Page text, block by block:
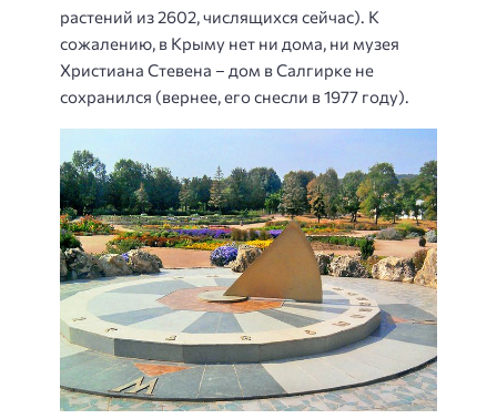
растений из 2602, числящихся сейчас). К
сожалению, в Крыму нет ни дома, ни музея
Христиана Стевена – дом в Салгирке не
сохранился (вернее, его снесли в 1977 году).